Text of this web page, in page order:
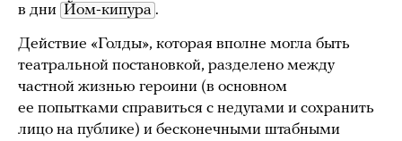
в дни Йом-кипура .
Действие «Голды», которая вполне могла быть
театральной постановкой, разделено между
частной жизнью героини (в основном
ее попытками справиться с недугами и сохранить
лицо на публике) и бесконечными штабными